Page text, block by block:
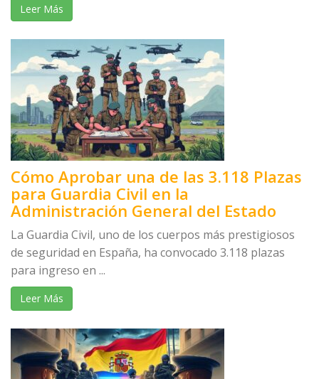
Leer Más
Cómo Aprobar una de las 3.118 Plazas
para Guardia Civil en la
Administración General del Estado
La Guardia Civil, uno de los cuerpos más prestigiosos
de seguridad en España, ha convocado 3.118 plazas
para ingreso en ...
Leer Más